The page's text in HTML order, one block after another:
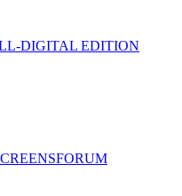
DIGITAL EDITION
FORUM